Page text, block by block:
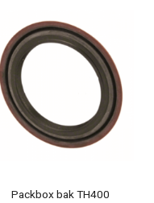
Packbox bak TH400